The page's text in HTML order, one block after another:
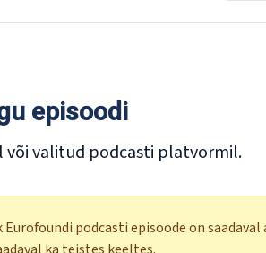
episoodi
või valitud podcasti platvormil.
podcasti episoode on